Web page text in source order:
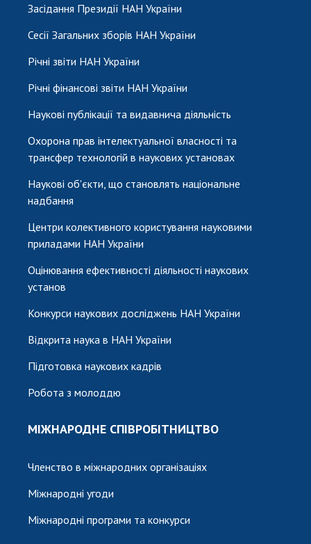
Засідання Президії НАН України
Сесії Загальних зборів НАН України
Річні звіти НАН України
Річні фінансові звіти НАН України
Наукові публікації та видавнича діяльність
Охорона прав інтелектуальної власності та
трансфер технологій в наукових установах
Наукові об'єкти, що становлять національне
надбання
Центри колективного користування науковими
приладами НАН України
Оцінювання ефективності діяльності наукових
установ
Конкурси наукових досліджень НАН України
Відкрита наука в НАН України
Підготовка наукових кадрів
Робота з молоддю
МІЖНАРОДНЕ СПІВРОБІТНИЦТВО
Членство в міжнародних організаціях
Міжнародні угоди
Міжнародні програми та конкурси